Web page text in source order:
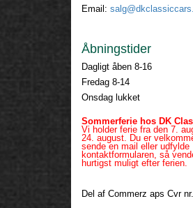
Email:
Åbningstider
Dagligt åben 8-16
Fredag 8-14
Onsdag lukket
Sommerferie hos DK
Vi holder ferie fra den 7.
24. august. Du er
sende en mail eller udfylde
kontaktformularen, så
hurtigst muligt efter ferien.
Del af Commerz aps Cvr